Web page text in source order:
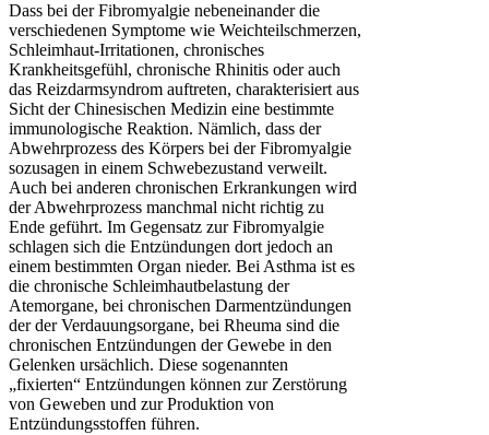
Dass bei der Fibromyalgie nebeneinander die
verschiedenen Symptome wie Weichteilschmerzen,
Schleimhaut-Irritationen, chronisches
Krankheitsgefühl, chronische Rhinitis oder auch
das Reizdarmsyndrom auftreten, charakterisiert aus
Sicht der Chinesischen Medizin eine bestimmte
immunologische Reaktion. Nämlich, dass der
Abwehrprozess des Körpers bei der Fibromyalgie
sozusagen in einem Schwebezustand verweilt.
Auch bei anderen chronischen Erkrankungen wird
der Abwehrprozess manchmal nicht richtig zu
Ende geführt. Im Gegensatz zur Fibromyalgie
schlagen sich die Entzündungen dort jedoch an
einem bestimmten Organ nieder. Bei Asthma ist es
die chronische Schleimhautbelastung der
Atemorgane, bei chronischen Darmentzündungen
der der Verdauungsorgane, bei Rheuma sind die
chronischen Entzündungen der Gewebe in den
Gelenken ursächlich. Diese sogenannten
„fixierten“ Entzündungen können zur Zerstörung
von Geweben und zur Produktion von
Entzündungsstoffen führen.